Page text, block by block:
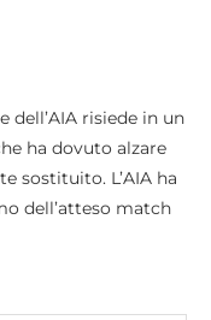
dell’AIA risiede in un
ha dovuto alzare
sostituito. L’AIA ha
dell’atteso match